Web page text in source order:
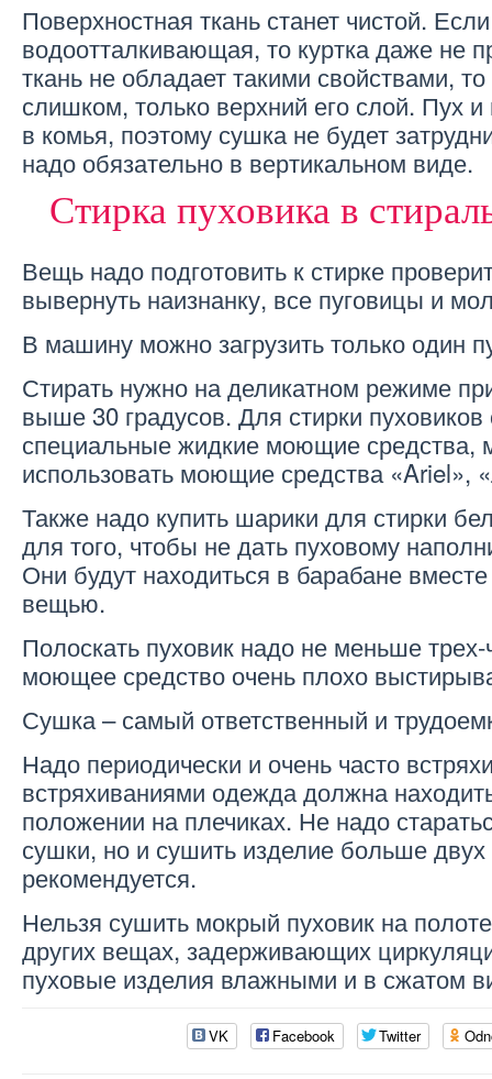
Поверхностная ткань станет чистой.
водоотталкивающая, то куртка даже не
ткань не обладает такими свойствами,
слишком, только верхний его слой. Пух и
в комья, поэтому сушка не будет
надо обязательно в вертикальном виде.
Стирка пуховика в
Вещь надо подготовить к стирке
вывернуть наизнанку, все пуговицы и
В машину можно загрузить только один
Стирать нужно на деликатном режиме
выше 30 градусов. Для стирки
специальные жидкие моющие средства,
использовать моющие средства «Ariel»,
Также надо купить шарики для стирки
для того, чтобы не дать пуховому
Они будут находиться в барабане
вещью.
Полоскать пуховик надо не меньше
моющее средство очень плохо
Сушка – самый ответственный и
Надо периодически и очень часто
встряхиваниями одежда должна
положении на плечиках. Не надо
сушки, но и сушить изделие больше двух
рекомендуется.
Нельзя сушить мокрый пуховик на
других вещах, задерживающих
пуховые изделия влажными и в сжатом
VK Facebook Twitter